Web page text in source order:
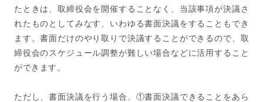
たときは、取締役会を開催することなく、当該事項が決議さ
れたものとしてみなす、いわゆる書面決議をすることもでき
ます。書面だけのやり取りで決議することができるので、取
締役会のスケジュール調整が難しい場合などに活用すること
ができます。
ただし、書面決議を行う場合、①書面決議できることをあら